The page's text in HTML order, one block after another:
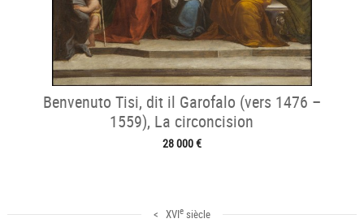
Benvenuto Tisi, dit il Garofalo (vers 1476 –
1559), La circoncision
28 000 €
< XVIesiècle